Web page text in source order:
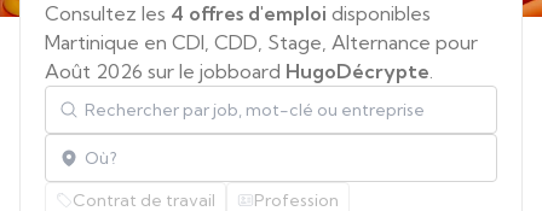
Consultez les 4 offres d'emploi disponibles
Martinique en CDI, CDD, Stage, Alternance pour
Août 2026 sur le jobboard HugoDécrypte.
Rechercher par job, mot-clé ou entreprise
Localisation
Contrat de travail Profession